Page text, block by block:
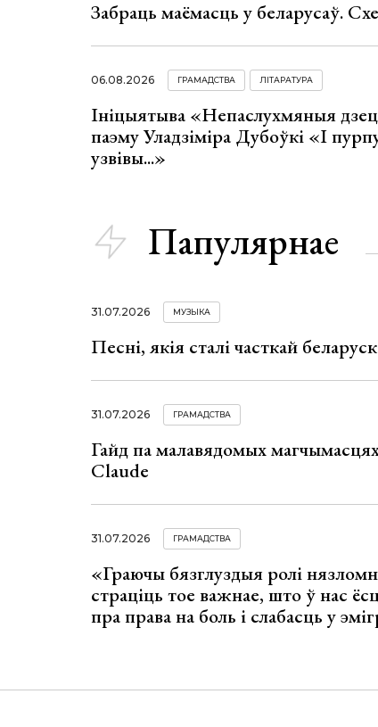
Забраць маёмасць у беларусаў.
06.08.2026 ГРАМАДСТВА ЛІТАРАТУРА
Ініцыятыва «Непаслухмяныя
паэму Уладзіміра Дубоўкі «І
узвівы...»
Папулярнае
31.07.2026 МУЗЫКА
Песні, якія сталі часткай
31.07.2026 ГРАМАДСТВА
Гайд па малавядомых
Claude
31.07.2026 ГРАМАДСТВА
«Граючы бязглуздыя ролі
страціць тое важнае, што ў нас
пра права на боль і слабасць у